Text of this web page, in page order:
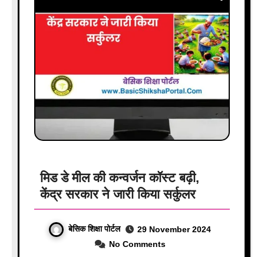
मिड डे मील की कन्वर्जन कॉस्ट बढ़ी,
केंद्र सरकार ने जारी किया सर्कुलर
बेसिक शिक्षा पोर्टल
29 November 2024
No Comments